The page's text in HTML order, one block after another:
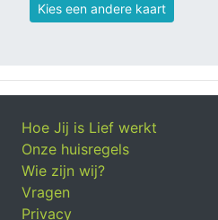
Kies een andere kaart
Hoe Jij is Lief werkt
Onze huisregels
Wie zijn wij?
Vragen
Privacy